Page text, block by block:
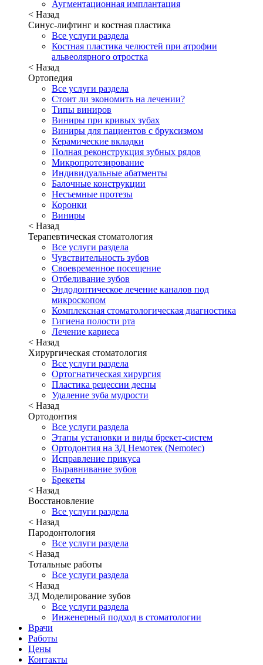
Аугментационная имплантация
< Назад
Синус-лифтинг и костная пластика
Все услуги раздела
Костная пластика челюстей при атрофии
альвеолярного отростка
< Назад
Ортопедия
Все услуги раздела
Стоит ли экономить на лечении?
Типы виниров
Виниры при кривых зубах
Виниры для пациентов с бруксизмом
Керамические вкладки
Полная реконструкция зубных рядов
Микропротезирование
Индивидуальные абатменты
Балочные конструкции
Несъемные протезы
Коронки
Виниры
< Назад
Терапевтическая стоматология
Все услуги раздела
Чувствительность зубов
Своевременное посещение
Отбеливание зубов
Эндодонтическое лечение каналов под
микроскопом
Комплексная стоматологическая диагностика
Гигиена полости рта
Лечение кариеса
< Назад
Хирургическая стоматология
Все услуги раздела
Ортогнатическая хирургия
Пластика рецессии десны
Удаление зуба мудрости
< Назад
Ортодонтия
Все услуги раздела
Этапы установки и виды брекет-систем
Ортодонтия на 3Д Немотек (Nemotec)
Исправление прикуса
Выравнивание зубов
Брекеты
< Назад
Восстановление
Все услуги раздела
< Назад
Пародонтология
Все услуги раздела
< Назад
Тотальные работы
Все услуги раздела
< Назад
3Д Моделирование зубов
Все услуги раздела
Инженерный подход в стоматологии
Врачи
Работы
Цены
Контакты